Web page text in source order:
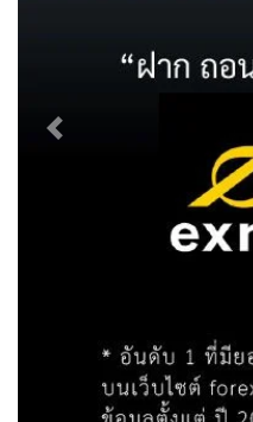
Previous